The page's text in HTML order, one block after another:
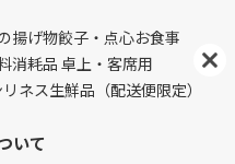
揚げ物餃子・点心お食事
消耗品 卓上・客席用
ネス生鮮品（配送便限定）
いて